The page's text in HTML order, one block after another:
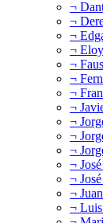
¬
¬
¬
¬
¬
¬
¬
¬
¬
¬
¬
¬
¬
¬
¬